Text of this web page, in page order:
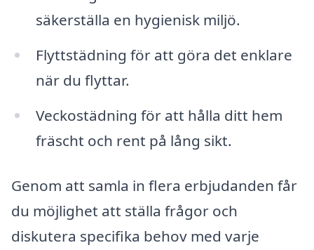
säkerställa en hygienisk miljö.
Flyttstädning för att göra det enklare
när du flyttar.
Veckostädning för att hålla ditt hem
fräscht och rent på lång sikt.
Genom att samla in flera erbjudanden får
du möjlighet att ställa frågor och
diskutera specifika behov med varje